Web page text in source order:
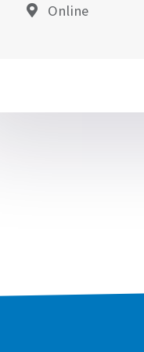
Online